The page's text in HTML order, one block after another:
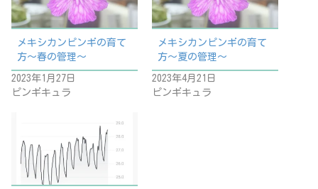
メキシカンピンギの育て
方〜春の管理〜
2023年1月27日
ピンギキュラ
メキシカンピンギの育て
方〜夏の管理〜
2023年4月21日
ピンギキュラ